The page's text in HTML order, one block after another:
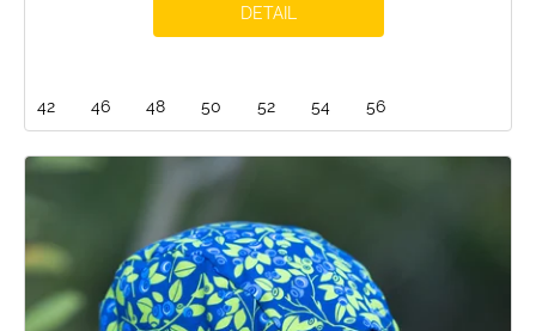
DETAIL
42 46 48 50 52 54 56